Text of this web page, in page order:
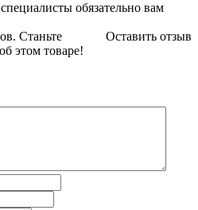
обязательно вам
Оставить отзыв
Станьте
этом товаре!